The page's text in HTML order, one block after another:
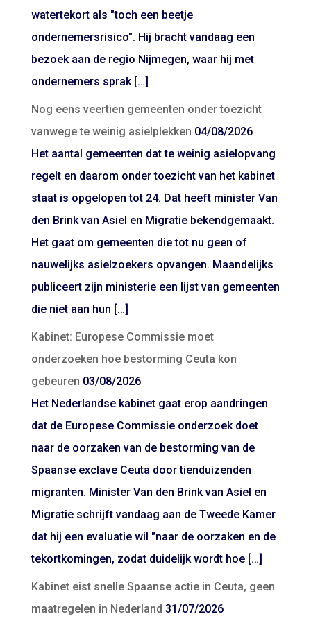
watertekort als "toch een beetje
ondernemersrisico". Hij bracht vandaag een
bezoek aan de regio Nijmegen, waar hij met
ondernemers sprak […]
Nog eens veertien gemeenten onder toezicht
vanwege te weinig asielplekken 04/08/2026
Het aantal gemeenten dat te weinig asielopvang
regelt en daarom onder toezicht van het kabinet
staat is opgelopen tot 24. Dat heeft minister Van
den Brink van Asiel en Migratie bekendgemaakt.
Het gaat om gemeenten die tot nu geen of
nauwelijks asielzoekers opvangen. Maandelijks
publiceert zijn ministerie een lijst van gemeenten
die niet aan hun […]
Kabinet: Europese Commissie moet
onderzoeken hoe bestorming Ceuta kon
gebeuren 03/08/2026
Het Nederlandse kabinet gaat erop aandringen
dat de Europese Commissie onderzoek doet
naar de oorzaken van de bestorming van de
Spaanse exclave Ceuta door tienduizenden
migranten. Minister Van den Brink van Asiel en
Migratie schrijft vandaag aan de Tweede Kamer
dat hij een evaluatie wil "naar de oorzaken en de
tekortkomingen, zodat duidelijk wordt hoe […]
Kabinet eist snelle Spaanse actie in Ceuta, geen
maatregelen in Nederland 31/07/2026